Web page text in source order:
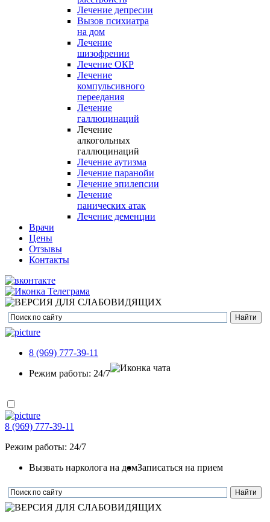
Лечение депресии
Вызов психиатра
на дом
Лечение
шизофрении
Лечение ОКР
Лечение
компульсивного
переедания
Лечение
галлюцинаций
Лечение
алкогольных
галлюцинаций
Лечение аутизма
Лечение паранойи
Лечение эпилепсии
Лечение
панических атак
Лечение деменции
Врачи
Цены
Отзывы
Контакты
8 (969) 777-39-11
Режим работы: 24/7
8 (969) 777-39-11
Режим работы: 24/7
Вызвать нарколога на домЗаписаться на прием